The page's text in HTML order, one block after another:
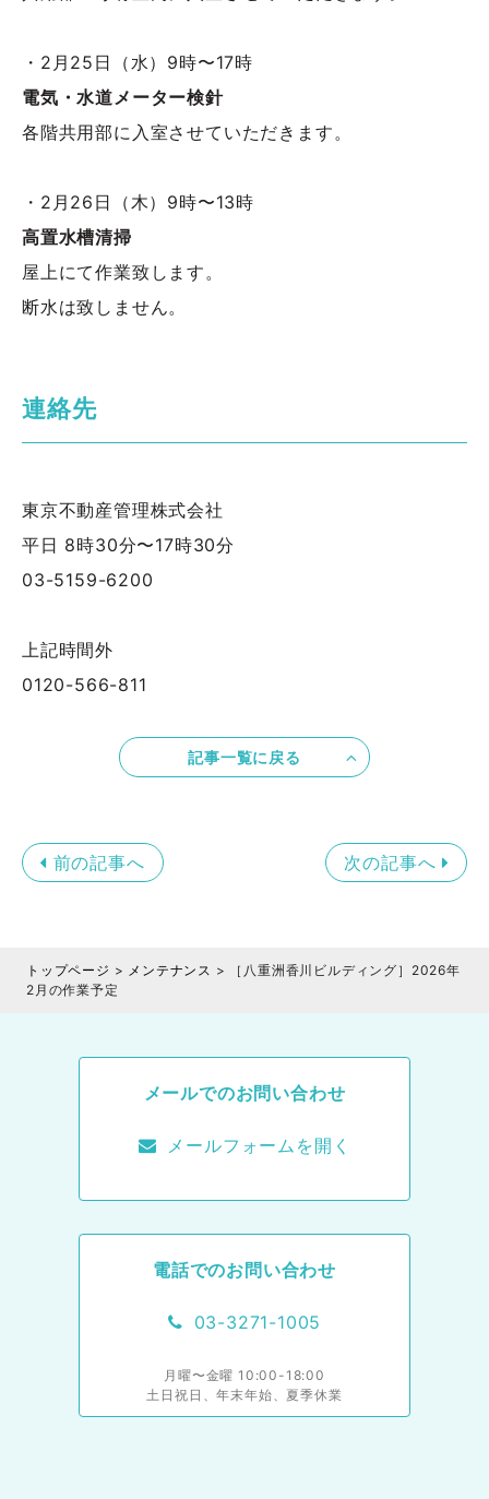
・2月25日（水）9時〜17時
電気・水道メーター検針
各階共用部に入室させていただきます。
・2月26日（木）9時〜13時
高置水槽清掃
屋上にて作業致します。
断水は致しません。
連絡先
東京不動産管理株式会社
平日 8時30分〜17時30分
03-5159-6200
上記時間外
0120-566-811
記事一覧に戻る
前の記事へ 次の記事へ
トップページ > メンテナンス >
［八重洲香川ビルディング］2026年
2月の作業予定
メールでのお問い合わせ
メールフォームを開く
電話でのお問い合わせ
03-3271-1005
月曜〜金曜 10:00-18:00
土日祝日、年末年始、夏季休業